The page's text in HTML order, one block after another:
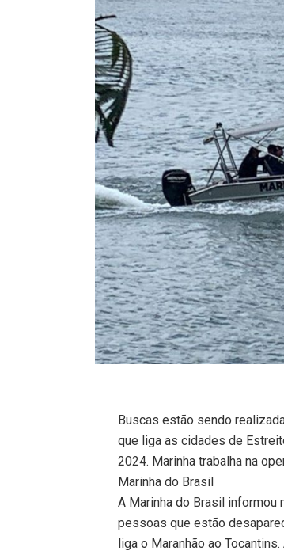
Buscas estão sendo
que liga as cidades de
2024. Marinha trabalha na
Marinha do Brasil
A Marinha do Brasil
pessoas que estão
liga o Maranhão ao